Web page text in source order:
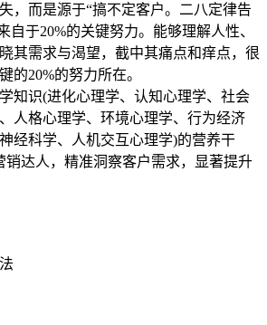
，而是源于“搞不定客户。二八定律告
自于20%的关键努力。能够理解人性、
其需求与渴望，截中其痛点和痒点，很
的20%的努力所在。
知识(进化心理学、认知心理学、社会
人格心理学、环境心理学、行为经济
经科学、人机交互心理学)的营养干
销达人，精准洞察客户需求，显著提升